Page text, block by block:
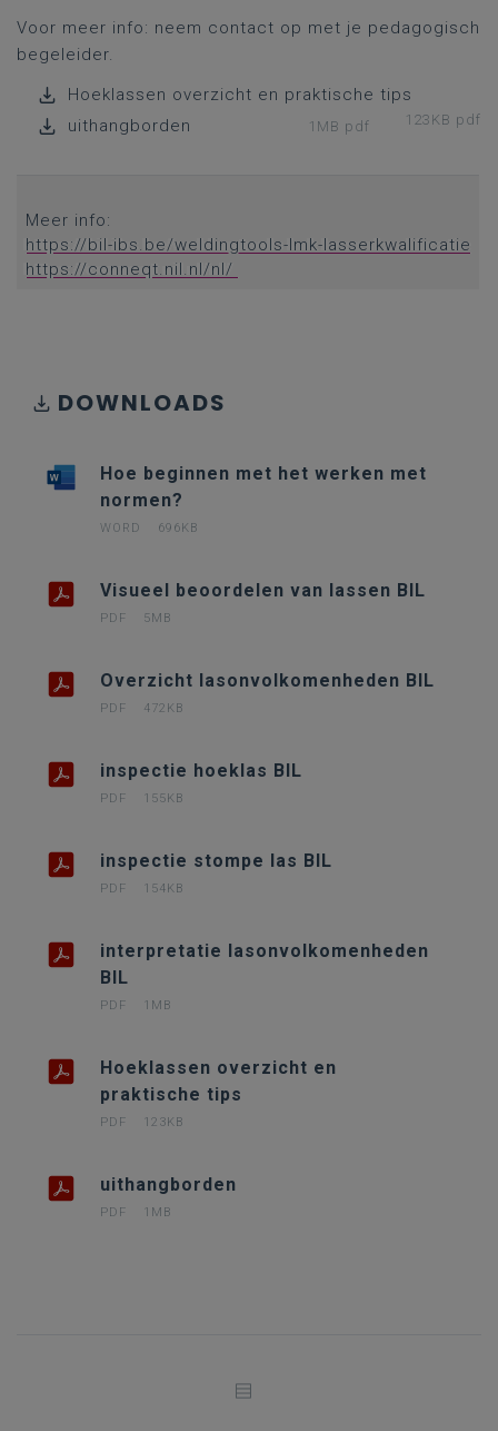
Voor meer info: neem contact op met je pedagogisch
begeleider.
Hoeklassen overzicht en praktische tips
123KB pdf
uithangborden 1MB pdf
Meer info:
https://bil-ibs.be/weldingtools-lmk-lasserkwalificatie
https://conneqt.nil.nl/nl/
DOWNLOADS
Hoe beginnen met het werken met
normen?
WORD 696KB
Visueel beoordelen van lassen BIL
PDF 5MB
Overzicht lasonvolkomenheden BIL
PDF 472KB
inspectie hoeklas BIL
PDF 155KB
inspectie stompe las BIL
PDF 154KB
interpretatie lasonvolkomenheden
BIL
PDF 1MB
Hoeklassen overzicht en
praktische tips
PDF 123KB
uithangborden
PDF 1MB